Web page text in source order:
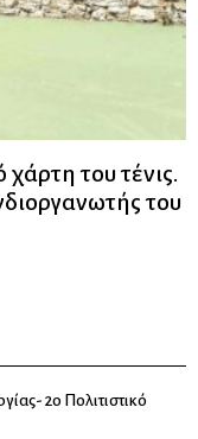
του τένις.
του
2ο Πολιτιστικό